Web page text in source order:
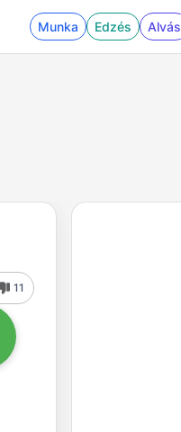
Munka Edzés Alvás
11